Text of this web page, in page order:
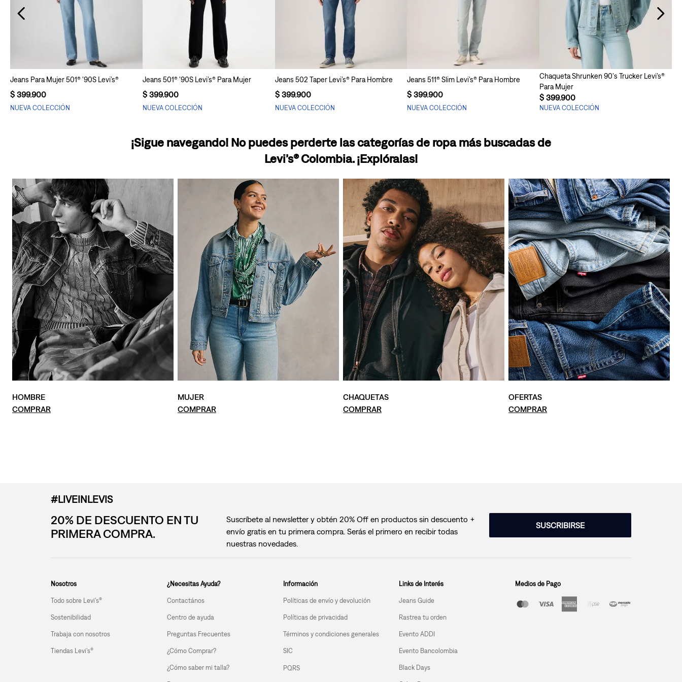
Agregar al carrito
Jeans Para Mujer 501® '90S Levi’s®
$ 399.900
NUEVA COLECCIÓN
Agregar al carrito
Jeans 501® '90S Levi’s® Para Mujer
$ 399.900
NUEVA COLECCIÓN
Agregar al carrito
Jeans 502 Taper Levi’s® Para Hombre
$ 399.900
NUEVA COLECCIÓN
Agregar al carrito
Jeans 511® Slim Levi’s® Para Hombre
$ 399.900
NUEVA COLECCIÓN
Agregar al carrito
Chaqueta Shrunken 90's Trucker Levi’s®
Para Mujer
$ 399.900
NUEVA COLECCIÓN
¡Sigue navegando! No puedes perderte las categorías de ropa más buscadas de
Levi’s® Colombia. ¡Explóralas!
HOMBRE
COMPRAR
MUJER
COMPRAR
CHAQUETAS
COMPRAR
OFERTAS
COMPRAR
#LIVEINLEVIS
20% DE DESCUENTO EN TU
PRIMERA COMPRA.
Suscríbete al newsletter y obtén 20% Off en productos sin descuento +
envío gratis en tu primera compra. Serás el primero en recibir todas
nuestras novedades.
SUSCRIBIRSE
Nosotros
Todo sobre Levi's®
Sostenibilidad
Trabaja con nosotros
Tiendas Levi's®
¿Necesitas Ayuda?
Contactános
Centro de ayuda
Preguntas Frecuentes
¿Cómo Comprar?
¿Cómo saber mi talla?
Información
Políticas de envío y devolución
Políticas de privacidad
Términos y condiciones generales
SIC
PQRS
Links de Interés
Jeans Guide
Rastrea tu orden
Evento ADDI
Evento Bancolombia
Black Days
Medios de Pago